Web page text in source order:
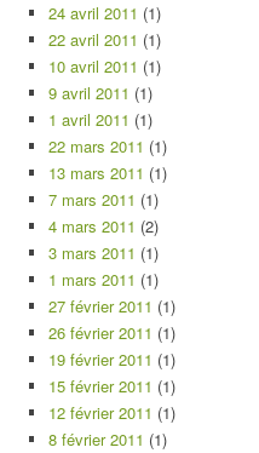
24 avril 2011 (1)
22 avril 2011 (1)
10 avril 2011 (1)
9 avril 2011 (1)
1 avril 2011 (1)
22 mars 2011 (1)
13 mars 2011 (1)
7 mars 2011 (1)
4 mars 2011 (2)
3 mars 2011 (1)
1 mars 2011 (1)
27 février 2011 (1)
26 février 2011 (1)
19 février 2011 (1)
15 février 2011 (1)
12 février 2011 (1)
8 février 2011 (1)